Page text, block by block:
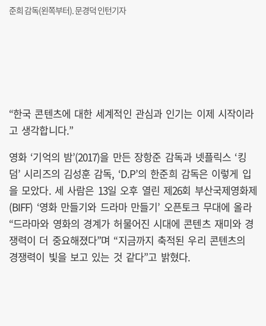
준희 감독(왼쪽부터). 문경덕 인턴기자
“한국 콘텐츠에 대한 세계적인 관심과 인기는 이제 시작이라
고 생각합니다.”
영화 ‘기억의 밤’(2017)을 만든 장항준 감독과 넷플릭스 ‘킹
덤’ 시리즈의 김성훈 감독, ‘D.P’의 한준희 감독은 이렇게 입
을 모았다. 세 사람은 13일 오후 열린 제26회 부산국제영화제
(BIFF) ‘영화 만들기와 드라마 만들기’ 오픈토크 무대에 올라
“드라마와 영화의 경계가 허물어진 시대에 콘텐츠 재미와 경
쟁력이 더 중요해졌다”며 “지금까지 축적된 우리 콘텐츠의
경쟁력이 빛을 보고 있는 것 같다”고 밝혔다.